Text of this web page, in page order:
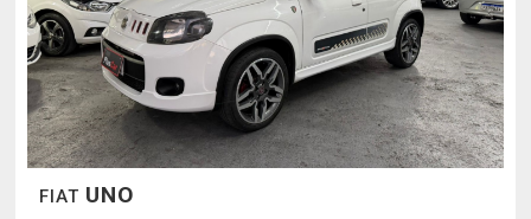
FIAT UNO